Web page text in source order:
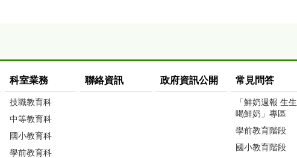
科室業務
技職教育科
中等教育科
國小教育科
學前教育科
聯絡資訊 政府資訊公開 常見問答
「鮮奶週報 生生
喝鮮奶」專區
學前教育階段
國小教育階段